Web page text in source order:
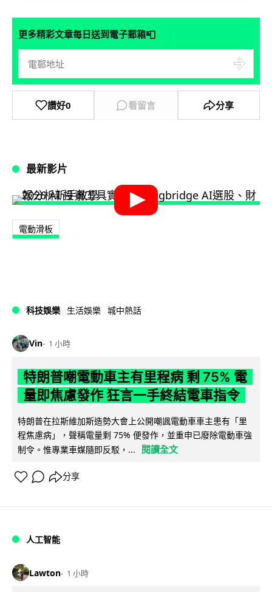
更多精彩文章每日送到電子郵箱📮
讚好0 看留言 分享
最新影片
電動滑板
科技娛樂 生活娛樂 城中熱話
Vin 1 小時
特朗普嘲電動車主有里程病 剩 75% 電
量即焦慮發作 狂言一手終結電車指令
特朗普在拉斯維加斯造勢大會上公開嘲諷電動車車主患有「里
程焦慮病」，聲稱電量剩 75% 便發作，並重申已廢除電動車強
制令。惟專業車媒隨即反駁，...
閱讀全文
分享
人工智能
Lawton 1 小時